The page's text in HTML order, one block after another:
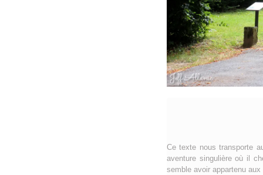
Ce texte nous transporte
aventure singulière où il
semble avoir appartenu